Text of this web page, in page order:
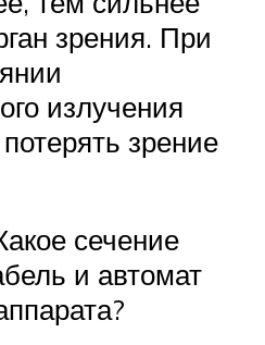
зрения. При
излучения
зрение
сечение
и автомат